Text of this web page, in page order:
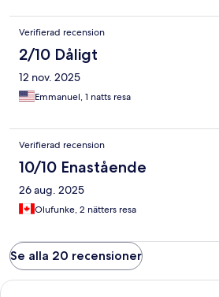
Verifierad recension
2/10 Dåligt
12 nov. 2025
Emmanuel, 1 natts resa
Verifierad recension
10/10 Enastående
26 aug. 2025
Olufunke, 2 nätters resa
Se alla 20 recensioner